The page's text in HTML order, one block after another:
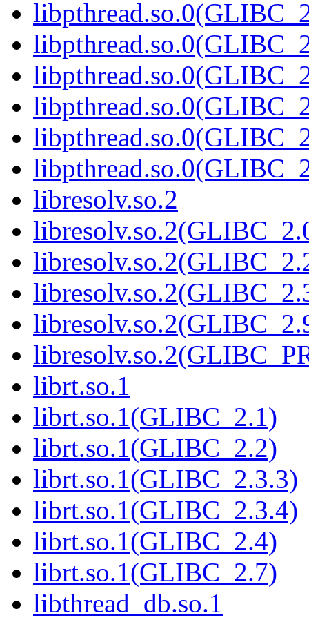
libresolv.so.2
librt.so.1
librt.so.1(GLIBC_2.1)
librt.so.1(GLIBC_2.2)
librt.so.1(GLIBC_2.3.3)
librt.so.1(GLIBC_2.3.4)
librt.so.1(GLIBC_2.4)
librt.so.1(GLIBC_2.7)
libthread_db.so.1